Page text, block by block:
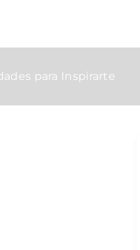
para Inspirarte